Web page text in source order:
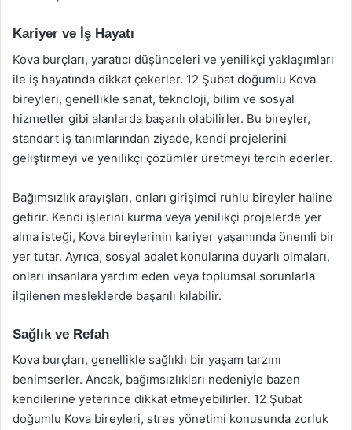
Kariyer ve İş Hayatı
Kova burçları, yaratıcı düşünceleri ve yenilikçi yaklaşımları
ile iş hayatında dikkat çekerler. 12 Şubat doğumlu Kova
bireyleri, genellikle sanat, teknoloji, bilim ve sosyal
hizmetler gibi alanlarda başarılı olabilirler. Bu bireyler,
standart iş tanımlarından ziyade, kendi projelerini
geliştirmeyi ve yenilikçi çözümler üretmeyi tercih ederler.
Bağımsızlık arayışları, onları girişimci ruhlu bireyler haline
getirir. Kendi işlerini kurma veya yenilikçi projelerde yer
alma isteği, Kova bireylerinin kariyer yaşamında önemli bir
yer tutar. Ayrıca, sosyal adalet konularına duyarlı olmaları,
onları insanlara yardım eden veya toplumsal sorunlarla
ilgilenen mesleklerde başarılı kılabilir.
Sağlık ve Refah
Kova burçları, genellikle sağlıklı bir yaşam tarzını
benimserler. Ancak, bağımsızlıkları nedeniyle bazen
kendilerine yeterince dikkat etmeyebilirler. 12 Şubat
doğumlu Kova bireyleri, stres yönetimi konusunda zorluk